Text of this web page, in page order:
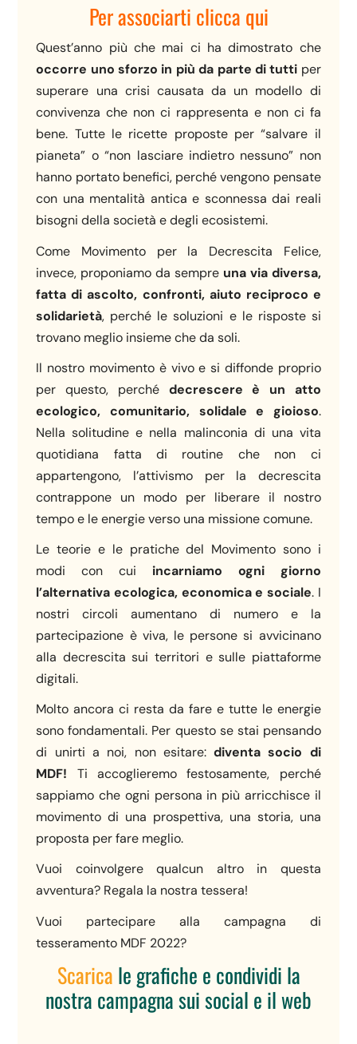
Per associarti clicca qui
Quest’anno più che mai ci ha dimostrato che
occorre uno sforzo in più da parte di tutti per
superare una crisi causata da un modello di
convivenza che non ci rappresenta e non ci fa
bene. Tutte le ricette proposte per “salvare il
pianeta” o “non lasciare indietro nessuno” non
hanno portato benefici, perché vengono pensate
con una mentalità antica e sconnessa dai reali
bisogni della società e degli ecosistemi.
Come Movimento per la Decrescita Felice,
invece, proponiamo da sempre una via diversa,
fatta di ascolto, confronti, aiuto reciproco e
solidarietà, perché le soluzioni e le risposte si
trovano meglio insieme che da soli.
Il nostro movimento è vivo e si diffonde proprio
per questo, perché decrescere è un atto
ecologico, comunitario, solidale e gioioso.
Nella solitudine e nella malinconia di una vita
quotidiana fatta di routine che non ci
appartengono, l’attivismo per la decrescita
contrappone un modo per liberare il nostro
tempo e le energie verso una missione comune.
Le teorie e le pratiche del Movimento sono i
modi con cui incarniamo ogni giorno
l’alternativa ecologica, economica e sociale. I
nostri circoli aumentano di numero e la
partecipazione è viva, le persone si avvicinano
alla decrescita sui territori e sulle piattaforme
digitali.
Molto ancora ci resta da fare e tutte le energie
sono fondamentali. Per questo se stai pensando
di unirti a noi, non esitare:diventa socio di
MDF! Ti accoglieremo festosamente, perché
sappiamo che ogni persona in più arricchisce il
movimento di una prospettiva, una storia, una
proposta per fare meglio.
Vuoi coinvolgere qualcun altro in questa
avventura? Regala la nostra tessera!
Vuoi partecipare alla campagna di
tesseramento MDF 2022?
Scarica le grafiche e condividi la
nostra campagna sui social e il web